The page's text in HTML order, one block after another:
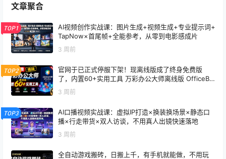
文章聚合
TOP1
AI视频创作实战课：图片生成+视频生成+专业提示词+
TapNow×首尾帧+全能参考，从零到电影感成片
3 周前
TOP2
官网于已正式停服下架！现离线版成了终身免费版
了，内置60+实用工具 万彩办公大师离线版 OfficeBo
3 周前
TOP3
AI口播视频实战课：虚拟IP打造×换装换场景×静态口
播×行走带货×双人访谈，不用真人出镜快速落地
3 周前
全自动游戏搬砖，日搬上千，有手机就能做，不用玩